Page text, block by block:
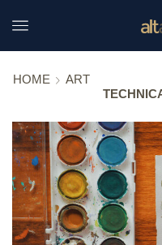
HOME
ART